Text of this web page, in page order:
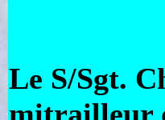
Le S/Sgt.